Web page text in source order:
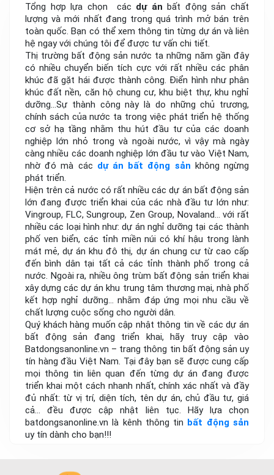
Tổng hợp lựa chọn các dự án bất động sản chất
lượng và mới nhất đang trong quá trình mở bán trên
toàn quốc. Bạn có thể xem thông tin từng dự án và liên
hệ ngay với chúng tôi để được tư vấn chi tiết.
Thị trường bất động sản nước ta những năm gần đây
có nhiều chuyển biến tích cực với rất nhiều các phân
khúc đã gặt hái được thành công. Điển hình như phân
khúc đất nền, căn hộ chung cư, khu biệt thự, khu nghỉ
dưỡng…Sự thành công này là do những chủ trương,
chính sách của nước ta trong việc phát triển hệ thống
cơ sở hạ tầng nhằm thu hút đầu tư của các doanh
nghiệp lớn nhỏ trong và ngoài nước, vì vậy mà ngày
càng nhiều các doanh nghiệp lớn đầu tư vào Việt Nam,
nhờ đó mà các dự án bất động sản không ngừng
phát triển.
Hiện trên cả nước có rất nhiều các dự án bất động sản
lớn đang được triển khai của các nhà đầu tư lớn như:
Vingroup, FLC, Sungroup, Zen Group, Novaland… với rất
nhiều các loại hình như: dự án nghỉ dưỡng tại các thành
phố ven biển, các tỉnh miền núi có khí hậu trong lành
mát mẻ, dự án khu đô thị, dự án chung cư từ cao cấp
đến bình dân tại tất cả các tỉnh thành phố trong cả
nước. Ngoài ra, nhiều ông trùm bất động sản triển khai
xây dựng các dự án khu trung tâm thương mại, nhà phố
kết hợp nghỉ dưỡng… nhằm đáp ứng mọi nhu cầu về
chất lượng cuộc sống cho người dân.
Quý khách hàng muốn cập nhật thông tin về các dự án
bất động sản đang triển khai, hãy truy cập vào
Batdongsanonline.vn – trang thông tin bất động sản uy
tín hàng đầu Việt Nam. Tại đây bạn sẽ được cung cấp
mọi thông tin liên quan đến từng dự án đang được
triển khai một cách nhanh nhất, chính xác nhất và đầy
đủ nhất: từ vị trí, diện tích, tên dự án, chủ đầu tư, giá
cả… đều được cập nhật liên tục. Hãy lựa chọn
batdongsanonline.vn là kênh thông tin bất động sản
uy tín dành cho bạn!!!